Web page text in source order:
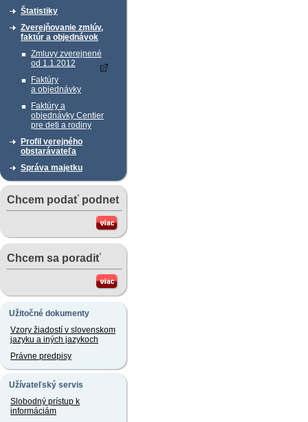
Štatistiky
Zverejňovanie zmlúv,
faktúr a objednávok
Zmluvy zverejnené
od 1.1.2012
Faktúry
a objednávky
Faktúry a
objednávky Centier
pre deti a rodiny
Profil verejného
obstarávateľa
Správa majetku
Chcem podať podnet
Chcem sa poradiť
Užitočné dokumenty
Vzory žiadostí v slovenskom
jazyku a iných jazykoch
Právne predpisy
Užívateľský servis
Slobodný prístup k
informáciám